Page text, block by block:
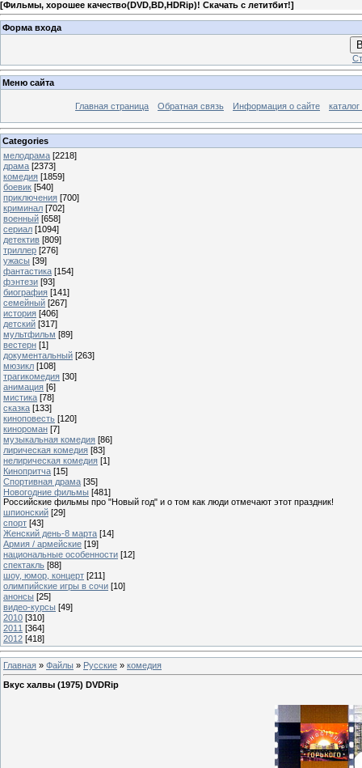
[Фильмы, хорошее качество(DVD,BD,HDRip)! Скачать с летитбит!]
Форма входа
Меню сайта
Главная страница Обратная связь Информация о сайте
Categories
мелодрама [2218]
драма [2373]
комедия [1859]
боевик [540]
приключения [700]
криминал [702]
военный [658]
сериал [1094]
детектив [809]
триллер [276]
ужасы [39]
фантастика [154]
фэнтези [93]
биография [141]
семейный [267]
история [406]
детский [317]
мультфильм [89]
вестерн [1]
документальный [263]
мюзикл [108]
трагикомедия [30]
анимация [6]
мистика [78]
сказка [133]
киноповесть [120]
кинороман [7]
музыкальная комедия [86]
лирическая комедия [83]
нелирическая комедия [1]
Кинопритча [15]
Спортивная драма [35]
Новогодние фильмы [481]
Российские фильмы про "Новый год" и о том как люди отмечают этот праздник!
шпионский [29]
спорт [43]
Женский день-8 марта [14]
Армия / армейские [19]
национальные особенности [12]
спектакль [88]
шоу, юмор, концерт [211]
олимпийские игры в сочи [10]
анонсы [25]
видео-курсы [49]
2010 [310]
2011 [364]
2012 [418]
Главная » Файлы » Русские » комедия
Вкус халвы (1975) DVDRip